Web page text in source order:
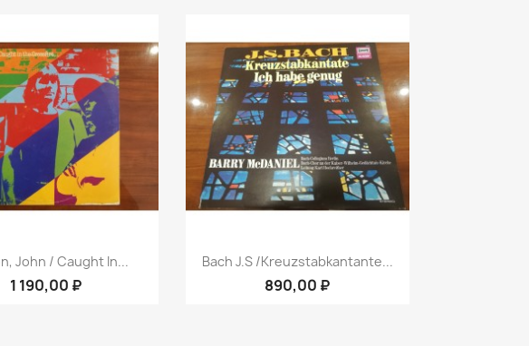
просмотр
John / Caught In...
1 190,00 ₽
Быстрый просмотр
Bach J.S /Kreuzstabkantante...
890,00 ₽